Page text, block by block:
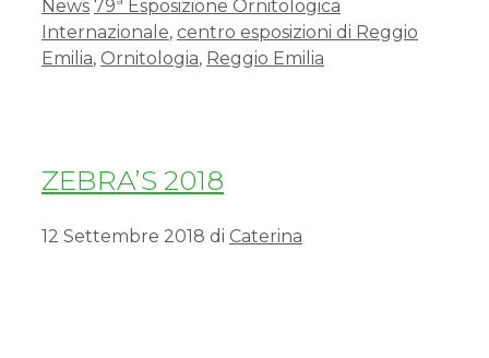
News 79ª Esposizione Ornitologica
Internazionale, centro esposizioni di Reggio
Emilia, Ornitologia, Reggio Emilia
ZEBRA’S 2018
12 Settembre 2018 di Caterina